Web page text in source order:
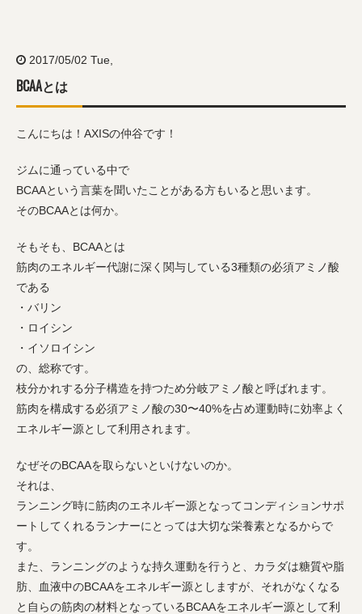
2017/05/02 Tue,
BCAAとは
こんにちは！AXISの仲谷です！
ジムに通っている中で
BCAAという言葉を聞いたことがある方もいると思います。
そのBCAAとは何か。
そもそも、BCAAとは
筋肉のエネルギー代謝に深く関与している3種類の必須アミノ酸
である
・バリン
・ロイシン
・イソロイシン
の、総称です。
枝分かれする分子構造を持つため分岐アミノ酸と呼ばれます。
筋肉を構成する必須アミノ酸の30〜40%を占め運動時に効率よく
エネルギー源として利用されます。
なぜそのBCAAを取らないといけないのか。
それは、
ランニング時に筋肉のエネルギー源となってコンディションサポ
ートしてくれるランナーにとっては大切な栄養素となるからで
す。
また、ランニングのような持久運動を行うと、カラダは糖質や脂
肪、血液中のBCAAをエネルギー源としますが、それがなくなる
と自らの筋肉の材料となっているBCAAをエネルギー源として利